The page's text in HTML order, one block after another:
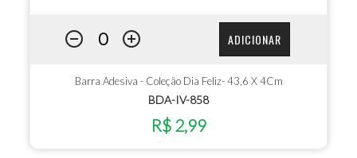
ADICIONAR
Barra Adesiva - Coleção Dia Feliz- 43,6 X 4Cm
BDA-IV-858
R$ 2,99